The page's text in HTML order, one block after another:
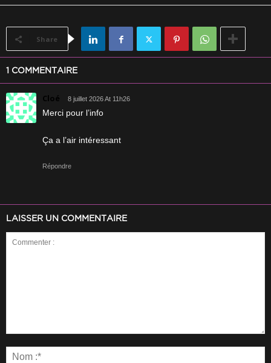
Share
1 COMMENTAIRE
Cloé 8 juillet 2026 At 11h26
Merci pour l’info
Ça a l’air intéressant
Répondre
LAISSER UN COMMENTAIRE